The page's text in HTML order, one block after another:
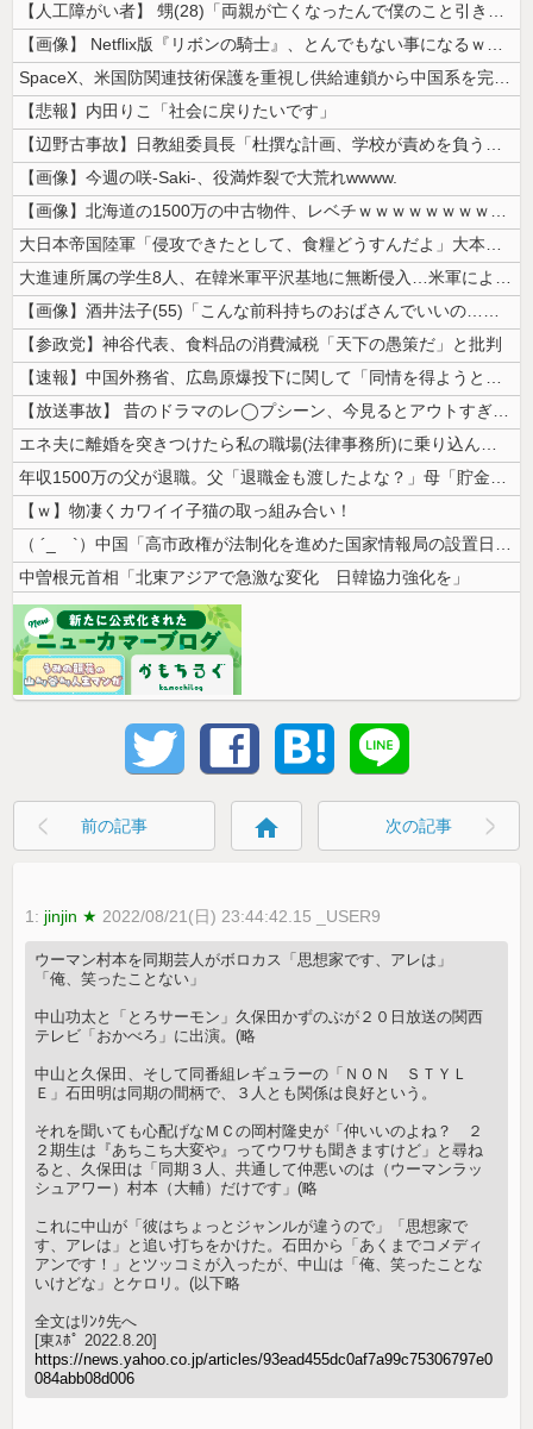
【人工障がい者】 甥(28)「両親が亡くなったんで僕のこと引き取ってほ...
【画像】 Netflix版『リボンの騎士』、とんでもない事になるｗｗｗ...
SpaceX、米国防関連技術保護を重視し供給連鎖から中国系を完全排除へ...
【悲報】内田りこ「社会に戻りたいです」
【辺野古事故】日教組委員長「杜撰な計画、学校が責めを負うのは当然」とし...
【画像】今週の咲-Saki-、役満炸裂で大荒れwwww.
【画像】北海道の1500万の中古物件、レベチｗｗｗｗｗｗｗｗｗｗｗｗｗ...
大日本帝国陸軍「侵攻できたとして、食糧どうすんだよ」大本営「現地調達」...
大進連所属の学生8人、在韓米軍平沢基地に無断侵入…米軍により身柄拘束！
【画像】酒井法子(55)「こんな前科持ちのおばさんでいいの…？」 【P...
【参政党】神谷代表、食料品の消費減税「天下の愚策だ」と批判
【速報】中国外務省、広島原爆投下に関して「同情を得ようと核被害者の立場...
【放送事故】 昔のドラマのレ◯プシーン、今見るとアウトすぎる・・・
エネ夫に離婚を突きつけたら私の職場(法律事務所)に乗り込んできた 堂々...
年収1500万の父が退職。父「退職金も渡したよな？」母「貯金なんてない...
【ｗ】物凄くカワイイ子猫の取っ組み合い！
（ ´_ゝ`）中国「高市政権が法制化を進めた国家情報局の設置日が7月3...
中曽根元首相「北東アジアで急激な変化 日韓協力強化を」
前の記事 home 次の記事
1: jinjin ★ 2022/08/21(日) 23:44:42.15 _USER9
ウーマン村本を同期芸人がボロカス「思想家です、アレは」
「俺、笑ったことない」
中山功太と「とろサーモン」久保田かずのぶが２０日放送の関西
テレビ「おかべろ」に出演。(略
中山と久保田、そして同番組レギュラーの「ＮＯＮ ＳＴＹＬ
Ｅ」石田明は同期の間柄で、３人とも関係は良好という。
それを聞いても心配げなＭＣの岡村隆史が「仲いいのよね？ ２
２期生は『あちこち大変や』ってウワサも聞きますけど」と尋ね
ると、久保田は「同期３人、共通して仲悪いのは（ウーマンラッ
シュアワー）村本（大輔）だけです」(略
これに中山が「彼はちょっとジャンルが違うので」「思想家で
す、アレは」と追い打ちをかけた。石田から「あくまでコメディ
アンです！」とツッコミが入ったが、中山は「俺、笑ったことな
いけどな」とケロリ。(以下略
全文はﾘﾝｸ先へ
[東ｽﾎﾟ 2022.8.20]
https://news.yahoo.co.jp/articles/93ead455dc0af7a99c75306797e0
084abb08d006